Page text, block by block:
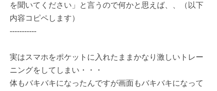
を聞いてください」と言うので何かと思えば、、（以下
内容コピペします）
-----------
実はスマホをポケットに入れたままかなり激しいトレー
ニングをしてしまい・・・
体もバキバキになったんですが画面もバキバキになって